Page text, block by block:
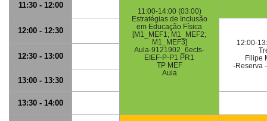
11:00-14:00 (03:00)
Estratégias de Inclusão
em Educação Física
[M1_MEF1; M1_MEF2;
M1_MEF3]
Aula-9121902_6ects-
EIEF-P-P1 PR1
TP MEF
Aula
11:30 - 12:00
12:00 - 12:30
12:00-
Filipe
-Reserva
12:30 - 13:00
13:00 - 13:30
13:30 - 14:00